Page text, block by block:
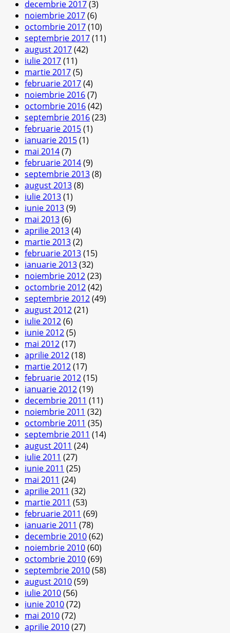
decembrie 2017(3)
noiembrie 2017(6)
octombrie 2017(10)
septembrie 2017(11)
august 2017(42)
iulie 2017(11)
martie 2017(5)
februarie 2017(4)
noiembrie 2016(7)
octombrie 2016(42)
septembrie 2016(23)
februarie 2015(1)
ianuarie 2015(1)
mai 2014(7)
februarie 2014(9)
septembrie 2013(8)
august 2013(8)
iulie 2013(1)
iunie 2013(9)
mai 2013(6)
aprilie 2013(4)
martie 2013(2)
februarie 2013(15)
ianuarie 2013(32)
noiembrie 2012(23)
octombrie 2012(42)
septembrie 2012(49)
august 2012(21)
iulie 2012(6)
iunie 2012(5)
mai 2012(17)
aprilie 2012(18)
martie 2012(17)
februarie 2012(15)
ianuarie 2012(19)
decembrie 2011 (11)
noiembrie 2011 (32)
octombrie 2011 (35)
septembrie 2011 (14)
august 2011 (24)
iulie 2011 (27)
iunie 2011 (25)
mai 2011 (24)
aprilie 2011 (32)
martie 2011 (53)
februarie 2011 (69)
ianuarie 2011 (78)
decembrie 2010(62)
noiembrie 2010(60)
octombrie 2010(69)
septembrie 2010(58)
august 2010(59)
iulie 2010(56)
iunie 2010(72)
mai 2010(72)
aprilie 2010(27)